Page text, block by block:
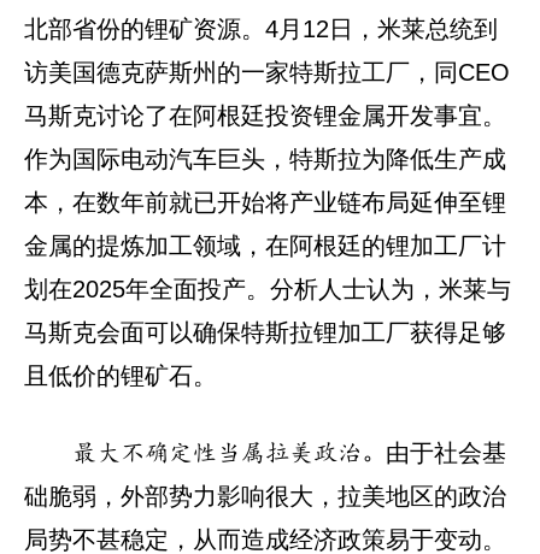
北部省份的锂矿资源。4月12日，米莱总统到
访美国德克萨斯州的一家特斯拉工厂，同CEO
马斯克讨论了在阿根廷投资锂金属开发事宜。
作为国际电动汽车巨头，特斯拉为降低生产成
本，在数年前就已开始将产业链布局延伸至锂
金属的提炼加工领域，在阿根廷的锂加工厂计
划在2025年全面投产。分析人士认为，米莱与
马斯克会面可以确保特斯拉锂加工厂获得足够
且低价的锂矿石。
最大不确定性当属拉美政治。 由于社会基
础脆弱，外部势力影响很大，拉美地区的政治
局势不甚稳定，从而造成经济政策易于变动。